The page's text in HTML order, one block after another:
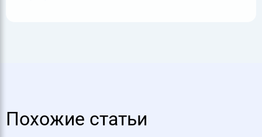
Похожие статьи